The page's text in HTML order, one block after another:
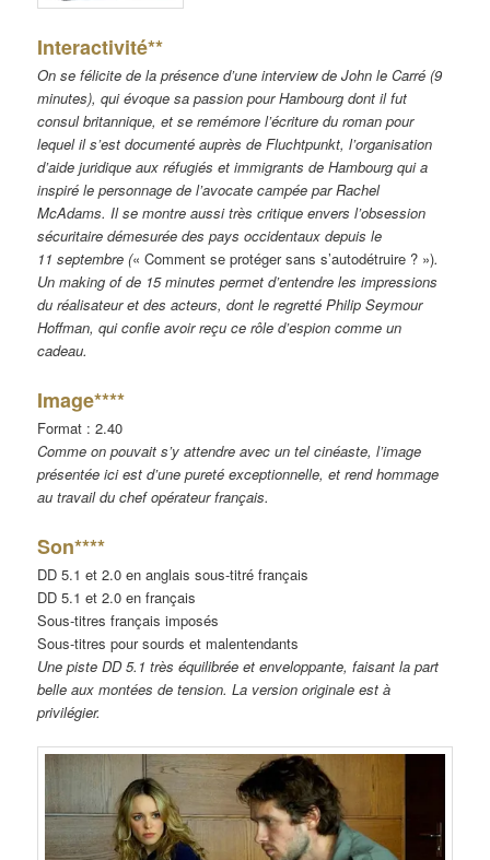
Interactivité**
On se félicite de la présence d’une interview de John le Carré (9
minutes), qui évoque sa passion pour Hambourg dont il fut
consul britannique, et se remémore l’écriture du roman pour
lequel il s’est documenté auprès de Fluchtpunkt, l’organisation
d’aide juridique aux réfugiés et immigrants de Hambourg qui a
inspiré le personnage de l’avocate campée par Rachel
McAdams. Il se montre aussi très critique envers l’obsession
sécuritaire démesurée des pays occidentaux depuis le
11 septembre (« Comment se protéger sans s’autodétruire ? »).
Un making of de 15 minutes permet d’entendre les impressions
du réalisateur et des acteurs, dont le regretté Philip Seymour
Hoffman, qui confie avoir reçu ce rôle d’espion comme un
cadeau.
Image****
Format : 2.40
Comme on pouvait s’y attendre avec un tel cinéaste, l’image
présentée ici est d’une pureté exceptionnelle, et rend hommage
au travail du chef opérateur français.
Son****
DD 5.1 et 2.0 en anglais sous-titré français
DD 5.1 et 2.0 en français
Sous-titres français imposés
Sous-titres pour sourds et malentendants
Une piste DD 5.1 très équilibrée et enveloppante, faisant la part
belle aux montées de tension. La version originale est à
privilégier.